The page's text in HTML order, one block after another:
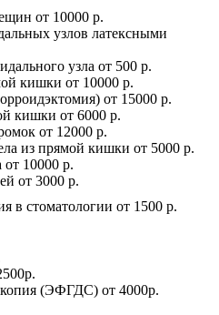
от 10000 р.
узлов латексными
узла от 500 р.
кишки от 10000 р.
от 15000 р.
кишки от 6000 р.
от 12000 р.
из прямой кишки от 5000 р.
от 10000 р.
от 3000 р.
в стоматологии от 1500 р.
(ЭФГДС) от 4000р.